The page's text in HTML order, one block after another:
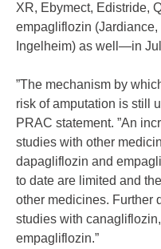
XR, Ebymect, Edistride,
empagliflozin
Ingelheim) as well—in
”The mechanism by
risk of amputation is still
PRAC statement. ”An
studies with other
dapagliflozin and
to date are limited and
other medicines. Further
studies with
empagliflozin.”